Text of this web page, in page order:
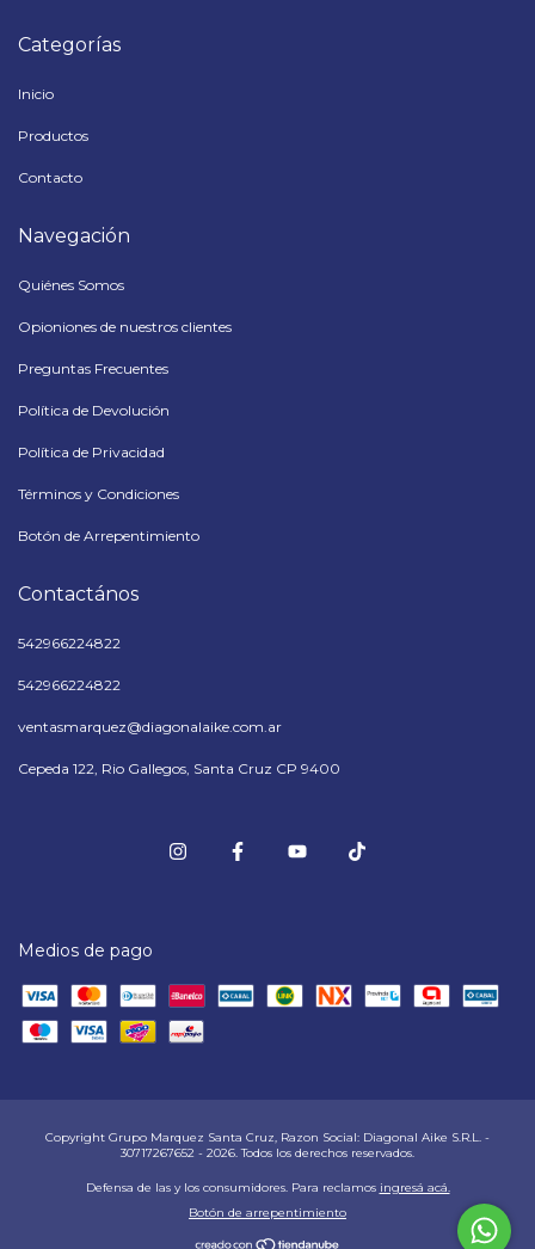
Categorías
Inicio
Productos
Contacto
Navegación
Quiénes Somos
Opioniones de nuestros clientes
Preguntas Frecuentes
Política de Devolución
Política de Privacidad
Términos y Condiciones
Botón de Arrepentimiento
Contactános
542966224822
542966224822
ventasmarquez@diagonalaike.com.ar
Cepeda 122, Rio Gallegos, Santa Cruz CP 9400
Medios de pago
Copyright Grupo Marquez Santa Cruz, Razon Social: Diagonal Aike S.R.L. -
30717267652 - 2026. Todos los derechos reservados.
Defensa de las y los consumidores. Para reclamos ingresá acá.
Botón de arrepentimiento